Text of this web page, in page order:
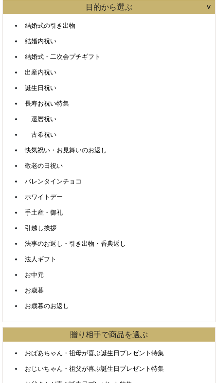
目的から選ぶ
結婚式の引き出物
結婚内祝い
結婚式・二次会プチギフト
出産内祝い
誕生日祝い
長寿お祝い特集
還暦祝い
古希祝い
快気祝い・お見舞いのお返し
敬老の日祝い
バレンタインチョコ
ホワイトデー
手土産・御礼
引越し挨拶
法事のお返し・引き出物・香典返し
法人ギフト
お中元
お歳暮
お歳暮のお返し
贈り相手で商品を選ぶ
おばあちゃん・祖母が喜ぶ誕生日プレゼント特集
おじいちゃん・祖父が喜ぶ誕生日プレゼント特集